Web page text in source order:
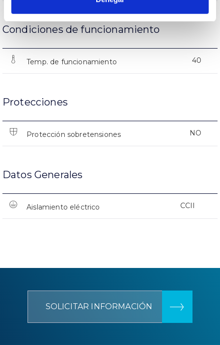
Condiciones de funcionamiento
Temp. de funcionamiento 40
Protecciones
Protección sobretensiones NO
Datos Generales
Aislamiento eléctrico CCII
SOLICITAR INFORMACIÓN